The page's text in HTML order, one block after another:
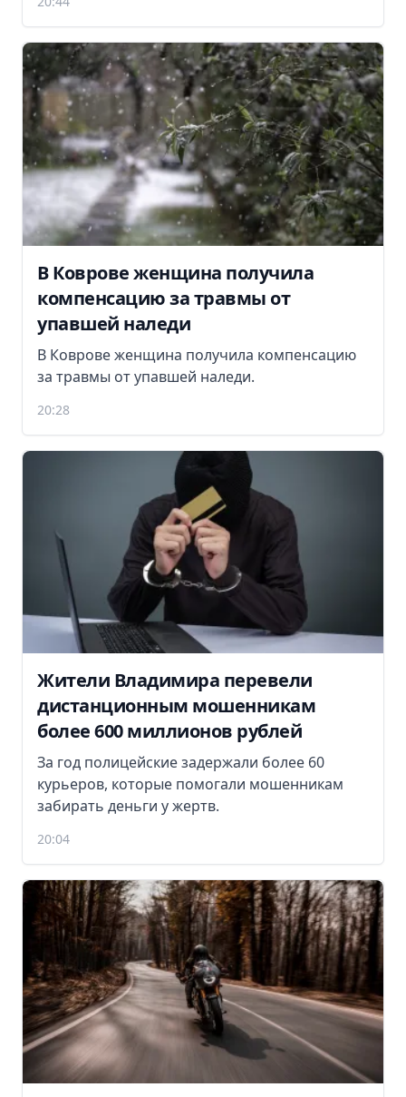
В Коврове женщина получила
компенсацию за травмы от
упавшей наледи
В Коврове женщина получила компенсацию
за травмы от упавшей наледи.
20:28
Жители Владимира перевели
дистанционным мошенникам
более 600 миллионов рублей
За год полицейские задержали более 60
курьеров, которые помогали мошенникам
забирать деньги у жертв.
20:04